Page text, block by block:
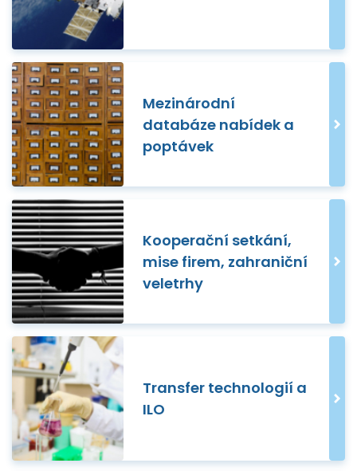
Mezinárodní
databáze nabídek a
poptávek
Kooperační setkání,
mise firem, zahraniční
veletrhy
Transfer technologií a
ILO